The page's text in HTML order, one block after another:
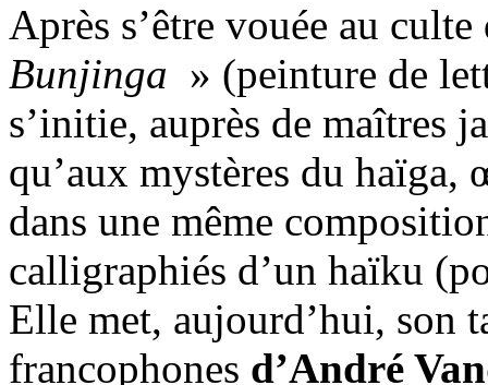
Après s’être vouée au
Bunjinga » (peinture de
s’initie, auprès de maîtres
qu’aux mystères du
dans une même
calligraphiés d’un haïku
Elle met, aujourd’hui, son
francophones d’André